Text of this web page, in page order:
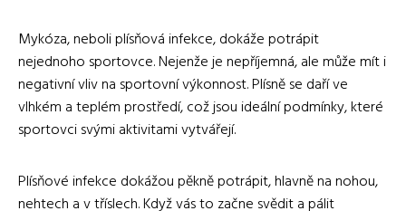
Mykóza, neboli plísňová infekce, dokáže potrápit
nejednoho sportovce. Nejenže je nepříjemná, ale může mít i
negativní vliv na sportovní výkonnost. Plísně se daří ve
vlhkém a teplém prostředí, což jsou ideální podmínky, které
sportovci svými aktivitami vytvářejí.
Plísňové infekce dokážou pěkně potrápit, hlavně na nohou,
nehtech a v tříslech. Když vás to začne svědit a pálit